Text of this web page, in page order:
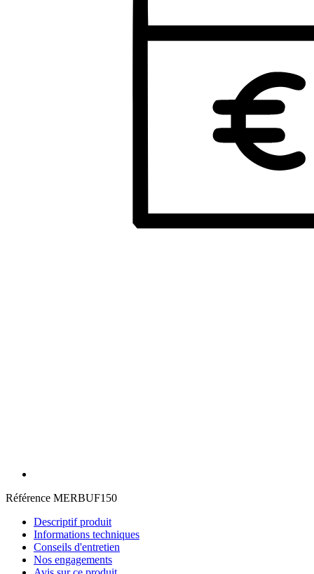
Référence MERBUF150
Descriptif produit
Informations techniques
Conseils d'entretien
Nos engagements